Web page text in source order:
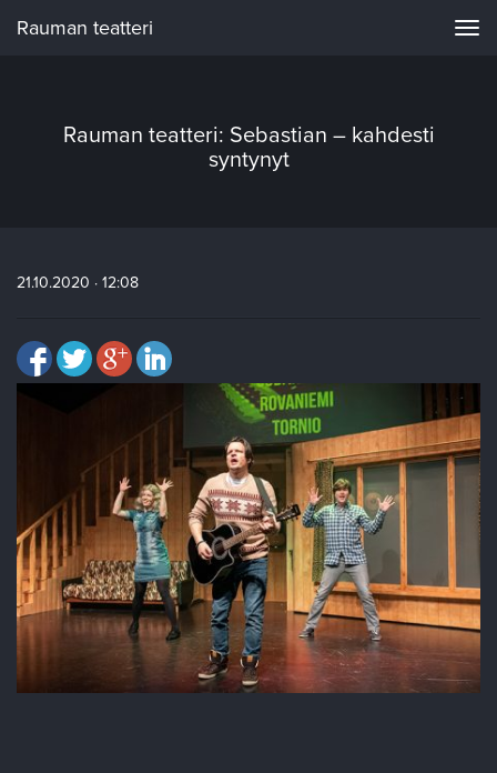
Rauman teatteri
Rauman teatteri: Sebastian – kahdesti
syntynyt
21.10.2020 · 12:08